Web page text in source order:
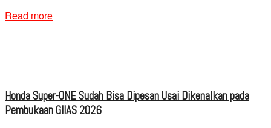
Read more
Honda Super-ONE Sudah Bisa Dipesan Usai Dikenalkan pada
Pembukaan GIIAS 2026